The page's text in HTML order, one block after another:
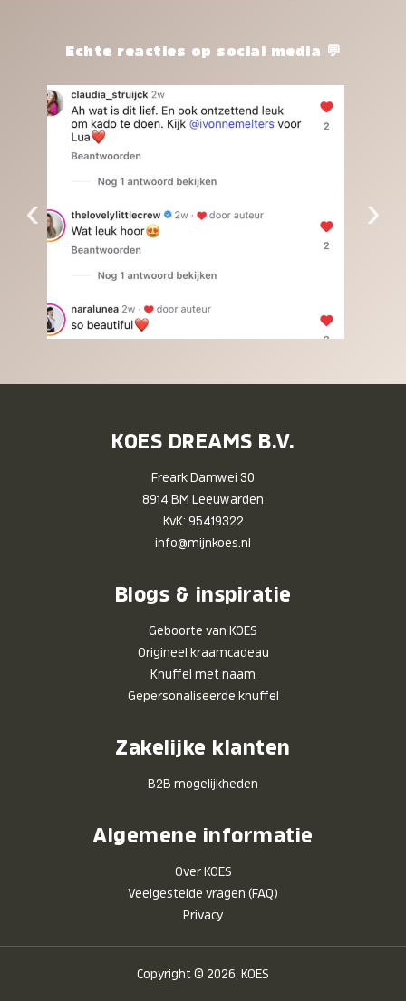
het waard.Echte reacties op social media 💬
‹ ›
KOES DREAMS B.V.
Freark Damwei 30
8914 BM Leeuwarden
KvK: 95419322
info@mijnkoes.nl
Blogs & inspiratie
Geboorte van KOES
Origineel kraamcadeau
Knuffel met naam
Gepersonaliseerde knuffel
Zakelijke klanten
B2B mogelijkheden
Algemene informatie
Over KOES
Veelgestelde vragen (FAQ)
Privacy
Copyright © 2026, KOES